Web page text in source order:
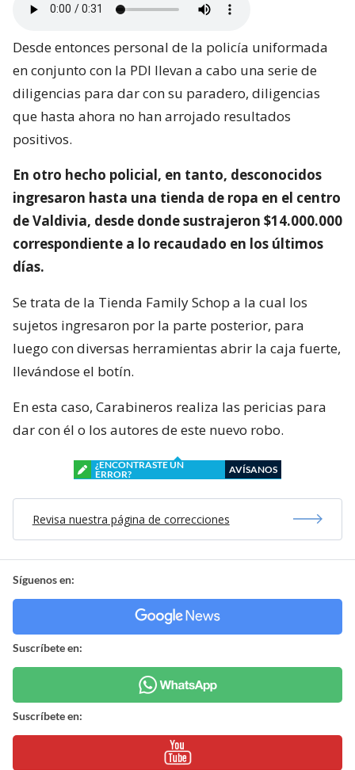
Desde entonces personal de la policía uniformada
en conjunto con la PDI llevan a cabo una serie de
diligencias para dar con su paradero, diligencias
que hasta ahora no han arrojado resultados
positivos.
En otro hecho policial, en tanto, desconocidos
ingresaron hasta una tienda de ropa en el centro
de Valdivia, desde donde sustrajeron $14.000.000
correspondiente a lo recaudado en los últimos
días.
Se trata de la Tienda Family Schop a la cual los
sujetos ingresaron por la parte posterior, para
luego con diversas herramientas abrir la caja fuerte,
llevándose el botín.
En esta caso, Carabineros realiza las pericias para
dar con él o los autores de este nuevo robo.
¿ENCONTRASTE UN
ERROR?
AVÍSANOS
Revisa nuestra página de correcciones
Síguenos en:
Suscríbete en:
Suscríbete en: